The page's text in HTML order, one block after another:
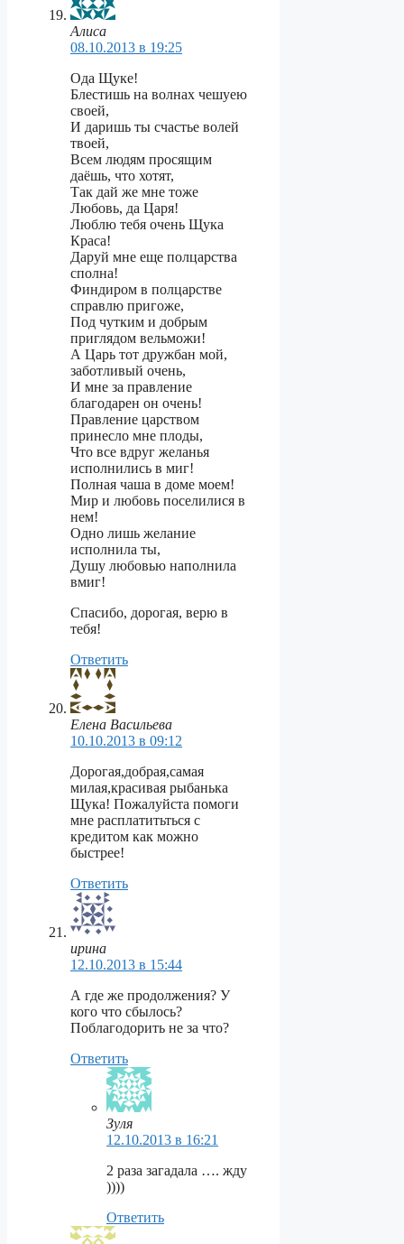
Алиса
08.10.2013 в 19:25
Ода Щуке!
Блестишь на волнах чешуею
своей,
И даришь ты счастье волей
твоей,
Всем людям просящим
даёшь, что хотят,
Так дай же мне тоже
Любовь, да Царя!
Люблю тебя очень Щука
Краса!
Даруй мне еще полцарства
сполна!
Финдиром в полцарстве
справлю пригоже,
Под чутким и добрым
приглядом вельможи!
А Царь тот дружбан мой,
заботливый очень,
И мне за правление
благодарен он очень!
Правление царством
принесло мне плоды,
Что все вдруг желанья
исполнились в миг!
Полная чаша в доме моем!
Мир и любовь поселилися в
нем!
Одно лишь желание
исполнила ты,
Душу любовью наполнила
вмиг!
Спасибо, дорогая, верю в
тебя!
Ответить
Елена Васильева
10.10.2013 в 09:12
Дорогая,добрая,самая
милая,красивая рыбанька
Щука! Пожалуйста помоги
мне расплатитьться с
кредитом как можно
быстрее!
Ответить
ирина
12.10.2013 в 15:44
А где же продолжения? У
кого что сбылось?
Поблагодорить не за что?
Ответить
Зуля
12.10.2013 в 16:21
2 раза загадала …. жду
))))
Ответить